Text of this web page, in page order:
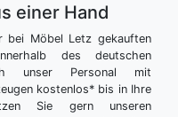
einer Hand
bei Möbel Letz gekauften
des deutschen
unser Personal mit
kostenlos* bis in Ihre
Sie gern unseren